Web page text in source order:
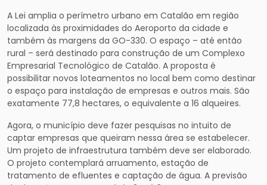
A Lei amplia o perímetro urbano em Catalão em região
localizada às proximidades do Aeroporto da cidade e
também às margens da GO-330. O espaço – até então
rural – será destinado para construção de um Complexo
Empresarial Tecnológico de Catalão. A proposta é
possibilitar novos loteamentos no local bem como destinar
o espaço para instalação de empresas e outros mais. São
exatamente 77,8 hectares, o equivalente a 16 alqueires.
Agora, o município deve fazer pesquisas no intuito de
captar empresas que queiram nessa área se estabelecer.
Um projeto de infraestrutura também deve ser elaborado.
O projeto contemplará arruamento, estação de
tratamento de efluentes e captação de água. A previsão